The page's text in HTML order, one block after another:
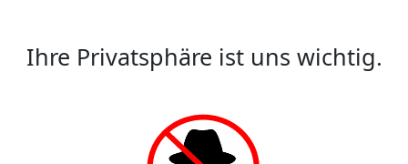
Ihre Privatsphäre ist uns wichtig.